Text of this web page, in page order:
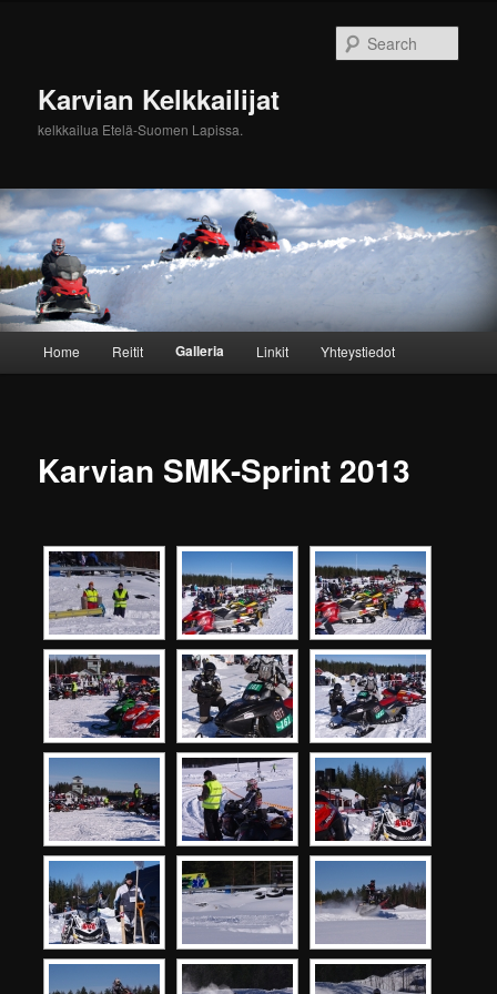
Karvian Kelkkailijat
kelkkailua Etelä-Suomen Lapissa.
Skip to primary content
Skip to secondary content
Home Reitit Galleria Linkit Yhteystiedot
Karvian SMK-Sprint 2013